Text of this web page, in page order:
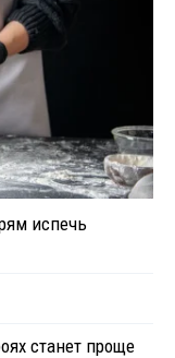
испечь
станет проще